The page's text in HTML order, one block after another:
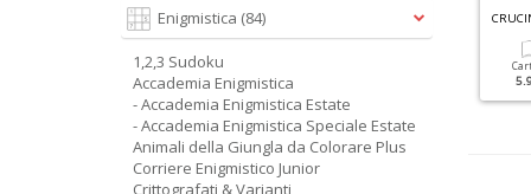
G
RANDI SUDOKU SPECIALE INVERNO N.5
Digitale
1.50 €
SUDOKU GIGANTI RACCOLTA N.1
6.90 €
Enigmistica (84)
1,2,3 Sudoku
Accademia Enigmistica
- Accademia Enigmistica Estate
- Accademia Enigmistica Speciale Estate
Animali della Giungla da Colorare Plus
Corriere Enigmistico Junior
Crittografati & Varianti